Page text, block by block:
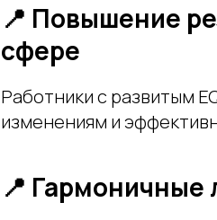
📍 Повышение
сфере
Работники с развитым
изменениям и
📍